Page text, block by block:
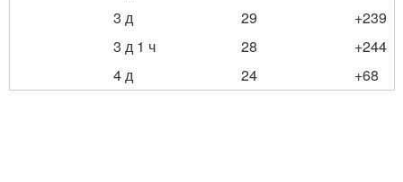
3 д
29
+239
3 д 1 ч
28
+244
4 д
24 +68